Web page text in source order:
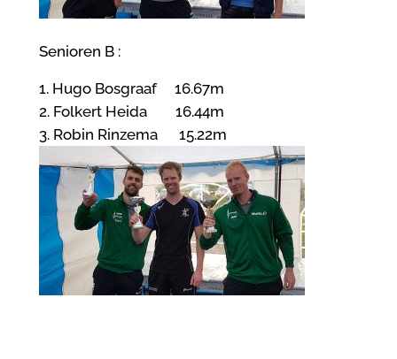
Senioren B :
1. Hugo Bosgraaf 16.67m
2. Folkert Heida 16.44m
3. Robin Rinzema 15.22m